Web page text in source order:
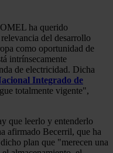
ha querido
del desarrollo
como oportunidad de
intrínsecamente
de electricidad. Dicha
Integrado de
totalmente vigente",
que leerlo y entenderlo
afirmado Becerril, que ha
plan que "merecen una